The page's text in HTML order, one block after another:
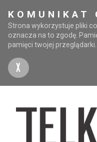
KOMUNIKAT
Strona wykorzystuje pliki
oznacza na to zgodę.
pamięci twojej przeglądarki.
X